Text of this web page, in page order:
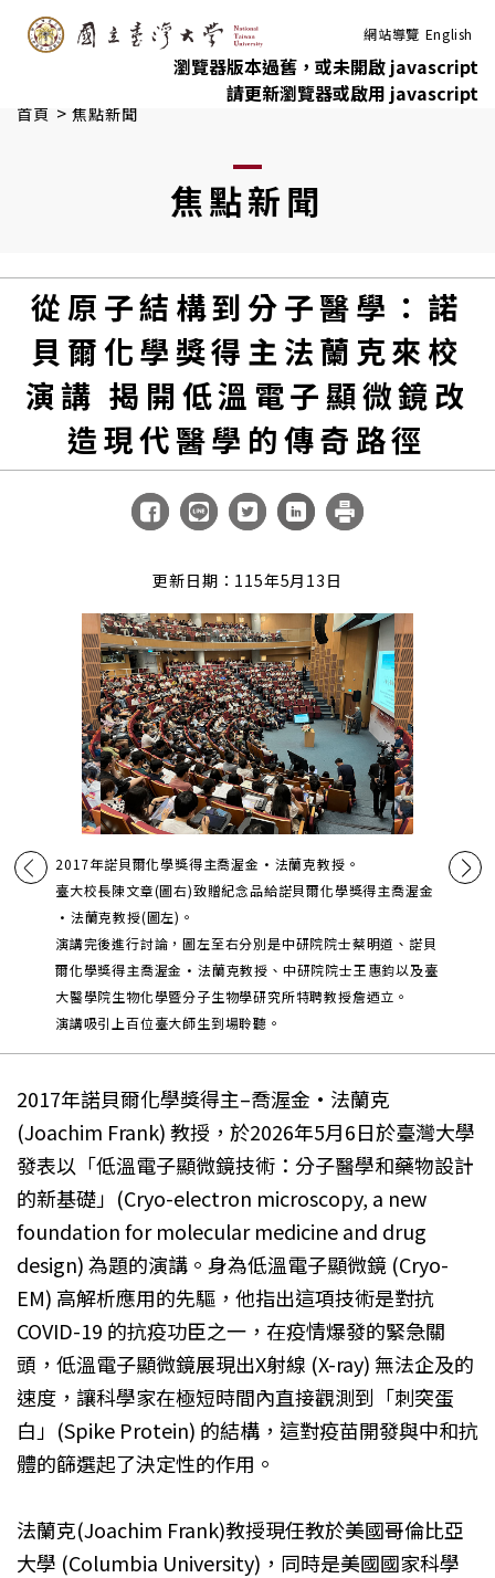
跳到主要內容 網站導覽 English
瀏覽器版本過舊，或未開啟 javascript
請更新瀏覽器或啟用 javascript
首頁 > 焦點新聞
焦點新聞
從原子結構到分子醫學：諾
貝爾化學獎得主法蘭克來校
演講 揭開低溫電子顯微鏡改
造現代醫學的傳奇路徑
更新日期：115年5月13日
2017年諾貝爾化學獎得主喬渥金·法蘭克教授。
臺大校長陳文章(圖右)致贈紀念品給諾貝爾化學獎得主喬渥金
·法蘭克教授(圖左)。
演講完後進行討論，圖左至右分別是中研院院士蔡明道、諾貝
爾化學獎得主喬渥金·法蘭克教授、中研院院士王惠鈞以及臺
大醫學院生物化學暨分子生物學研究所特聘教授詹迺立。
演講吸引上百位臺大師生到場聆聽。
2017年諾貝爾化學獎得主–喬渥金·法蘭克
(Joachim Frank) 教授，於2026年5月6日於臺灣大學
發表以「低溫電子顯微鏡技術：分子醫學和藥物設計
的新基礎」(Cryo-electron microscopy, a new
foundation for molecular medicine and drug
design) 為題的演講。身為低溫電子顯微鏡 (Cryo-
EM) 高解析應用的先驅，他指出這項技術是對抗
COVID-19 的抗疫功臣之一，在疫情爆發的緊急關
頭，低溫電子顯微鏡展現出X射線 (X-ray) 無法企及的
速度，讓科學家在極短時間內直接觀測到「刺突蛋
白」(Spike Protein) 的結構，這對疫苗開發與中和抗
體的篩選起了決定性的作用。
法蘭克(Joachim Frank)教授現任教於美國哥倫比亞
大學 (Columbia University)，同時是美國國家科學